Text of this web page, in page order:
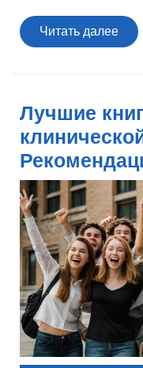
Читать далее
Лучшие